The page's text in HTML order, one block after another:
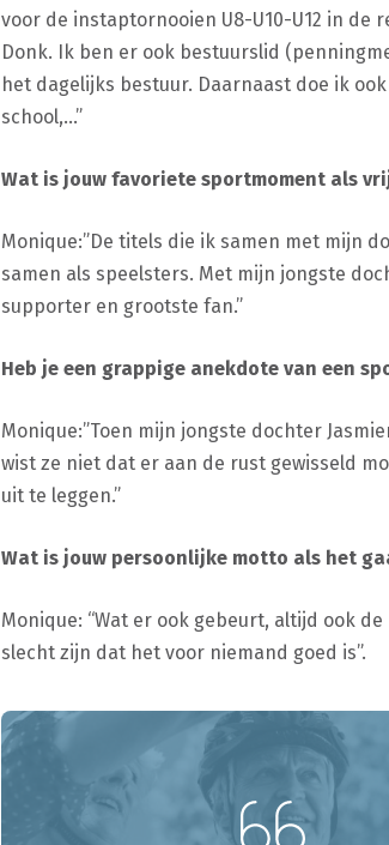
voor de instaptornooien U8-U10-U12 in de
Donk. Ik ben er ook bestuurslid
het dagelijks bestuur. Daarnaast doe ik
school,…”
Wat is jouw favoriete sportmoment als
Monique:”De titels die ik samen met mijn
samen als speelsters. Met mijn jongste
supporter en grootste fan.”
Heb je een grappige anekdote van een
Monique:”Toen mijn jongste dochter
wist ze niet dat er aan de rust gewisseld
uit te leggen.”
Wat is jouw persoonlijke motto als het
Monique: “Wat er ook gebeurt, altijd ook
slecht zijn dat het voor niemand goed is”.